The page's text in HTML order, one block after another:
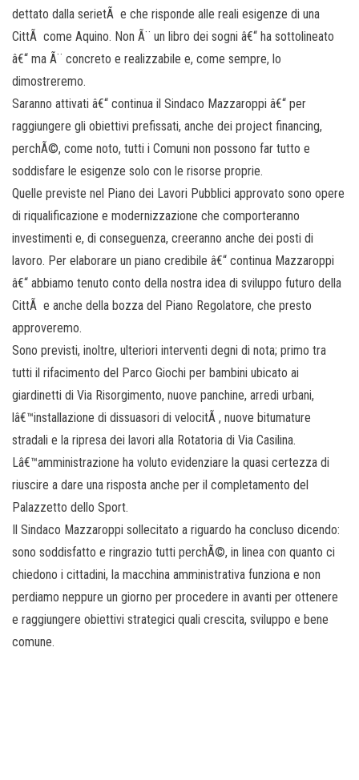
dettato dalla serietÃ e che risponde alle reali esigenze di una
CittÃ come Aquino. Non Ã¨ un libro dei sogni â€“ ha sottolineato
â€“ ma Ã¨ concreto e realizzabile e, come sempre, lo
dimostreremo.
Saranno attivati â€“ continua il Sindaco Mazzaroppi â€“ per
raggiungere gli obiettivi prefissati, anche dei project financing,
perchÃ©, come noto, tutti i Comuni non possono far tutto e
soddisfare le esigenze solo con le risorse proprie.
Quelle previste nel Piano dei Lavori Pubblici approvato sono opere
di riqualificazione e modernizzazione che comporteranno
investimenti e, di conseguenza, creeranno anche dei posti di
lavoro. Per elaborare un piano credibile â€“ continua Mazzaroppi
â€“ abbiamo tenuto conto della nostra idea di sviluppo futuro della
CittÃ e anche della bozza del Piano Regolatore, che presto
approveremo.
Sono previsti, inoltre, ulteriori interventi degni di nota; primo tra
tutti il rifacimento del Parco Giochi per bambini ubicato ai
giardinetti di Via Risorgimento, nuove panchine, arredi urbani,
lâ€™installazione di dissuasori di velocitÃ , nuove bitumature
stradali e la ripresa dei lavori alla Rotatoria di Via Casilina.
Lâ€™amministrazione ha voluto evidenziare la quasi certezza di
riuscire a dare una risposta anche per il completamento del
Palazzetto dello Sport.
Il Sindaco Mazzaroppi sollecitato a riguardo ha concluso dicendo:
sono soddisfatto e ringrazio tutti perchÃ©, in linea con quanto ci
chiedono i cittadini, la macchina amministrativa funziona e non
perdiamo neppure un giorno per procedere in avanti per ottenere
e raggiungere obiettivi strategici quali crescita, sviluppo e bene
comune.